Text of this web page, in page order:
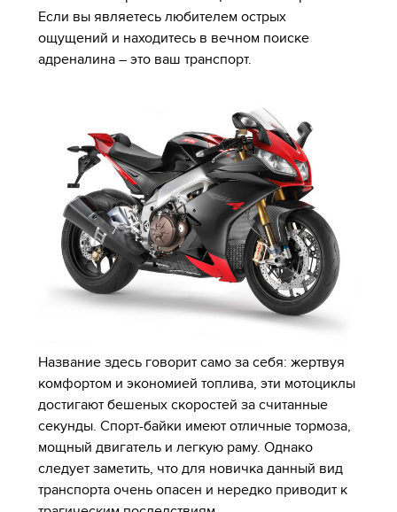
Если вы являетесь любителем острых
ощущений и находитесь в вечном поиске
адреналина – это ваш транспорт.
Название здесь говорит само за себя: жертвуя
комфортом и экономией топлива, эти мотоциклы
достигают бешеных скоростей за считанные
секунды. Спорт-байки имеют отличные тормоза,
мощный двигатель и легкую раму. Однако
следует заметить, что для новичка данный вид
транспорта очень опасен и нередко приводит к